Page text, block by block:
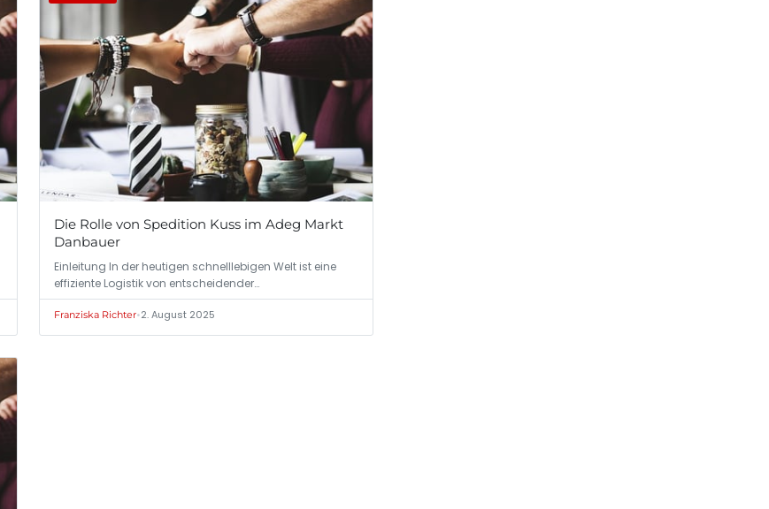
Die Rolle von Spedition Kuss im Adeg Markt
Danbauer
Einleitung In der heutigen schnelllebigen Welt ist eine
effiziente Logistik von entscheidender…
Franziska Richter•2. August 2025